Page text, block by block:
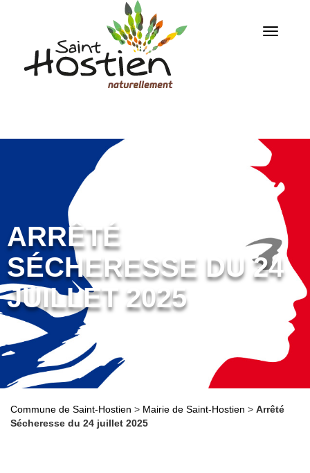
ARRÊTÉ
SÉCHERESSE DU 24
JUILLET 2025
Commune de Saint-Hostien > Mairie de Saint-Hostien > Arrêté
Sécheresse du 24 juillet 2025